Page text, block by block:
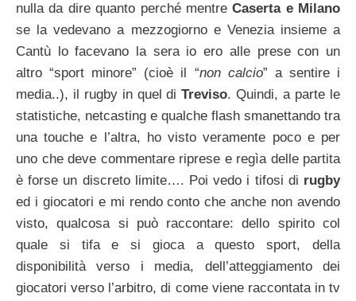
nulla da dire quanto perché mentreCaserta e Milano
se la vedevano a mezzogiorno e Venezia insieme a
Cantù lo facevano la sera io ero alle prese con un
altro “sport minore” (cioè il “non calcio” a sentire i
media..), il rugby in quel diTreviso. Quindi, a parte le
statistiche, netcasting e qualche flash smanettando tra
una touche e l’altra, ho visto veramente poco e per
uno che deve commentare riprese e regìa delle partita
è forse un discreto limite…. Poi vedo i tifosi di rugby
ed i giocatori e mi rendo conto che anche non avendo
visto, qualcosa si può raccontare: dello spirito col
quale si tifa e si gioca a questo sport, della
disponibilità verso i media, dell’atteggiamento dei
giocatori verso l’arbitro, di come viene raccontata in tv